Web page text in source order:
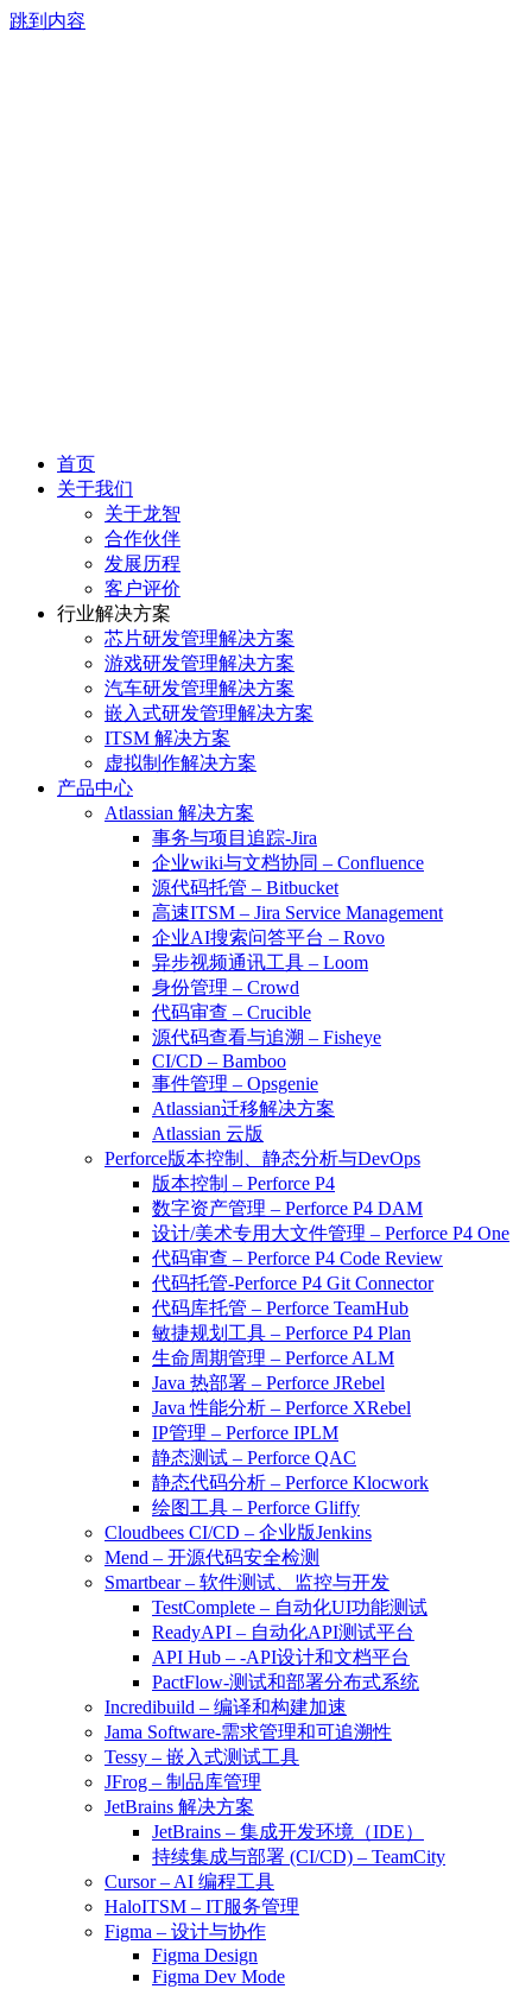
跳到内容
首页
关于我们
关于龙智
合作伙伴
发展历程
客户评价
行业解决方案
芯片研发管理解决方案
游戏研发管理解决方案
汽车研发管理解决方案
嵌入式研发管理解决方案
ITSM 解决方案
虚拟制作解决方案
产品中心
Atlassian 解决方案
事务与项目追踪-Jira
企业wiki与文档协同 – Confluence
源代码托管 – Bitbucket
高速ITSM – Jira Service Management
企业AI搜索问答平台 – Rovo
异步视频通讯工具 – Loom
身份管理 – Crowd
代码审查 – Crucible
源代码查看与追溯 – Fisheye
CI/CD – Bamboo
事件管理 – Opsgenie
Atlassian迁移解决方案
Atlassian 云版
Perforce版本控制、静态分析与DevOps
版本控制 – Perforce P4
数字资产管理 – Perforce P4 DAM
设计/美术专用大文件管理 – Perforce P4 One
代码审查 – Perforce P4 Code Review
代码托管-Perforce P4 Git Connector
代码库托管 – Perforce TeamHub
敏捷规划工具 – Perforce P4 Plan
生命周期管理 – Perforce ALM
Java 热部署 – Perforce JRebel
Java 性能分析 – Perforce XRebel
IP管理 – Perforce IPLM
静态测试 – Perforce QAC
静态代码分析 – Perforce Klocwork
绘图工具 – Perforce Gliffy
Cloudbees CI/CD – 企业版Jenkins
Mend – 开源代码安全检测
Smartbear – 软件测试、监控与开发
TestComplete – 自动化UI功能测试
ReadyAPI – 自动化API测试平台
API Hub – -API设计和文档平台
PactFlow-测试和部署分布式系统
Incredibuild – 编译和构建加速
Jama Software-需求管理和可追溯性
Tessy – 嵌入式测试工具
JFrog – 制品库管理
JetBrains 解决方案
JetBrains – 集成开发环境（IDE）
持续集成与部署 (CI/CD) – TeamCity
Cursor – AI 编程工具
HaloITSM – IT服务管理
Figma – 设计与协作
Figma Design
Figma Dev Mode